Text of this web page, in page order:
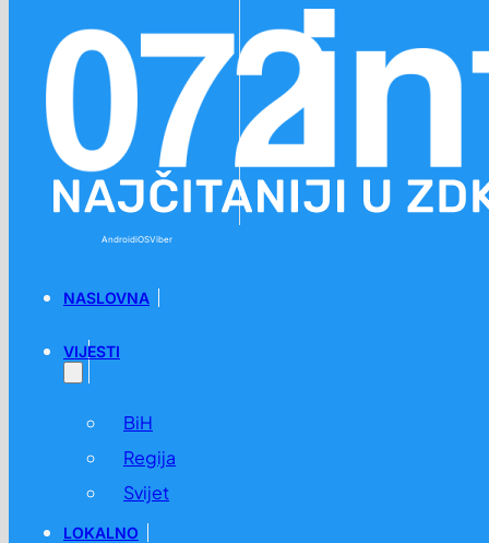
AndroidiOSViber
NASLOVNA
VIJESTI
BiH
Regija
Svijet
LOKALNO